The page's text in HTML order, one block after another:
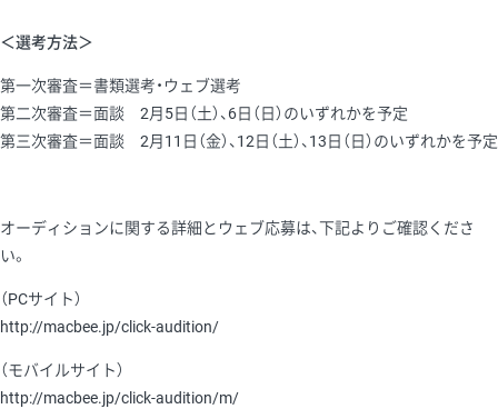
＜選考方法＞
第一次審査＝書類選考・ウェブ選考
第二次審査＝面談 2月5日（土）、6日（日）のいずれかを予定
第三次審査＝面談 2月11日（金）、12日（土）、13日（日）のいずれかを予定
オーディションに関する詳細とウェブ応募は、下記よりご確認くださ
い。
（PCサイト）
http://macbee.jp/click-audition/
（モバイルサイト）
http://macbee.jp/click-audition/m/